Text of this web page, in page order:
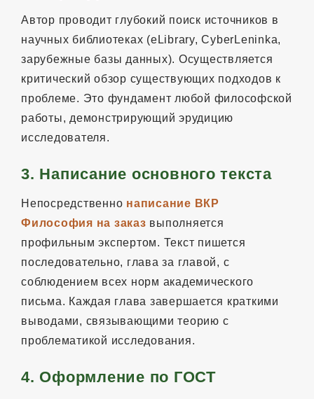
Автор проводит глубокий поиск источников в
научных библиотеках (eLibrary, CyberLeninka,
зарубежные базы данных). Осуществляется
критический обзор существующих подходов к
проблеме. Это фундамент любой философской
работы, демонстрирующий эрудицию
исследователя.
3. Написание основного текста
Непосредственно написание ВКР
Философия на заказ выполняется
профильным экспертом. Текст пишется
последовательно, глава за главой, с
соблюдением всех норм академического
письма. Каждая глава завершается краткими
выводами, связывающими теорию с
проблематикой исследования.
4. Оформление по ГОСТ